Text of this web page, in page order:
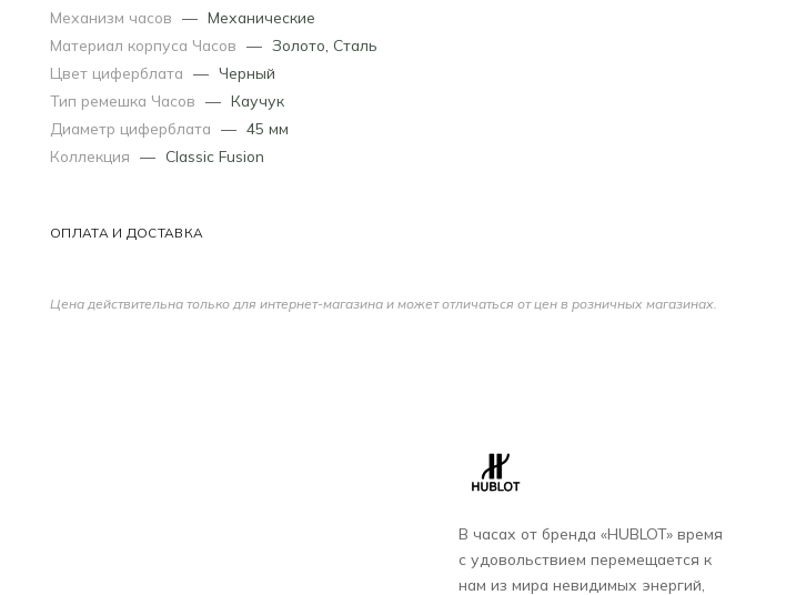
Механизм часов — Механические
Материал корпуса Часов — Золото Сталь
Цвет циферблата — Черный
Тип ремешка Часов — Каучук
Диаметр циферблата — 45 мм
Коллекция — Classic Fusion
ОПЛАТА И ДОСТАВКА
Цена действительна только для интернет-магазина и может отличаться от цен в розничных магазинах.
В часах от бренда «HUBLOT» время
с удовольствием перемещается к
нам из мира невидимых энергий,